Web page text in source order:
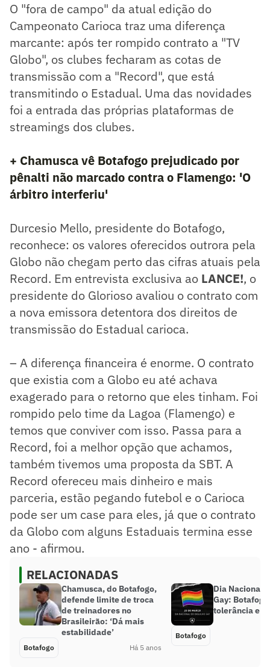
O "fora de campo" da atual edição do
Campeonato Carioca traz uma diferença
marcante: após ter rompido contrato a "TV
Globo", os clubes fecharam as cotas de
transmissão com a "Record", que está
transmitindo o Estadual. Uma das novidades
foi a entrada das próprias plataformas de
streamings dos clubes.
+ Chamusca vê Botafogo prejudicado por
pênalti não marcado contra o Flamengo: 'O
árbitro interferiu'
Durcesio Mello, presidente do Botafogo,
reconhece: os valores oferecidos outrora pela
Globo não chegam perto das cifras atuais pela
Record. Em entrevista exclusiva ao LANCE!, o
presidente do Glorioso avaliou o contrato com
a nova emissora detentora dos direitos de
transmissão do Estadual carioca.
– A diferença financeira é enorme. O contrato
que existia com a Globo eu até achava
exagerado para o retorno que eles tinham. Foi
rompido pelo time da Lagoa (Flamengo) e
temos que conviver com isso. Passa para a
Record, foi a melhor opção que achamos,
também tivemos uma proposta da SBT. A
Record ofereceu mais dinheiro e mais
parceria, estão pegando futebol e o Carioca
pode ser um case para eles, já que o contrato
da Globo com alguns Estaduais termina esse
ano - afirmou.
RELACIONADAS
Chamusca, do Botafogo,
defende limite de troca
de treinadores no
Brasileirão: ‘Dá mais
estabilidade’
Botafogo Há 5 anos
Dia Nacional
Gay:
tolerância e
Botafogo